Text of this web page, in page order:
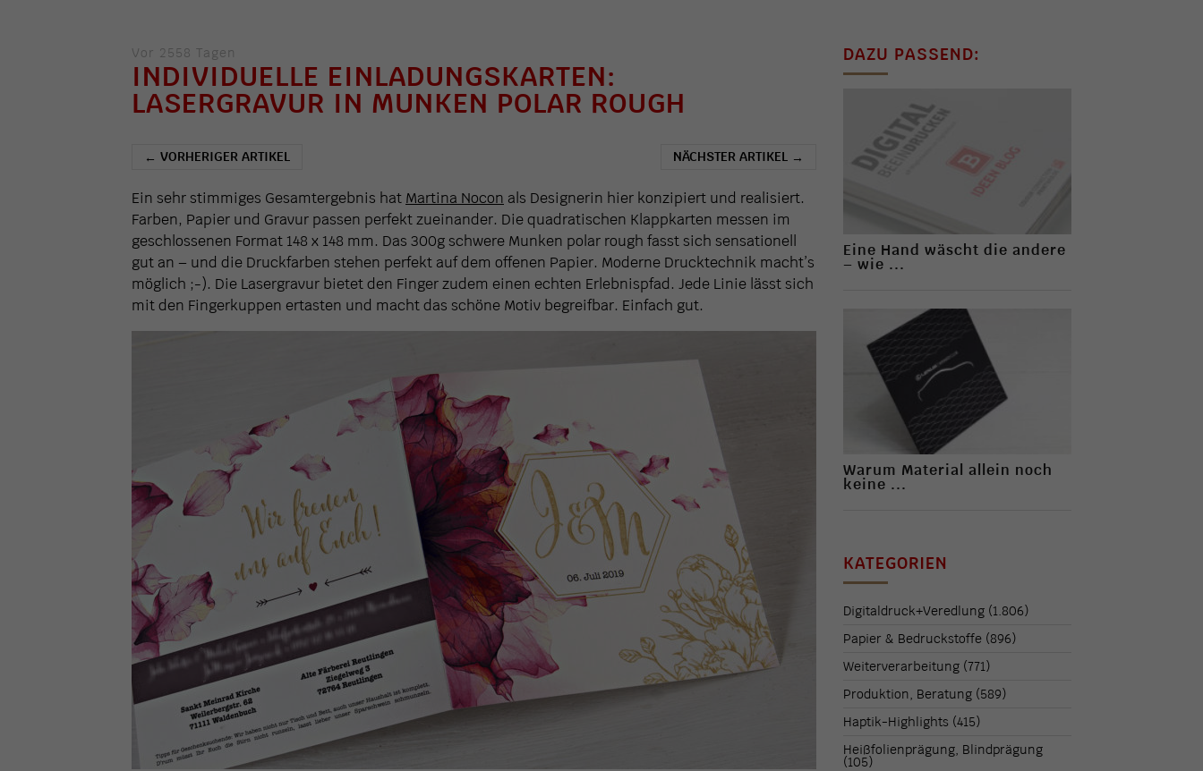
Vor 2558 Tagen
INDIVIDUELLE EINLADUNGSKARTEN:
LASERGRAVUR IN MUNKEN POLAR ROUGH
← VORHERIGER ARTIKEL NÄCHSTER ARTIKEL →
Ein sehr stimmiges Gesamtergebnis hat Martina Nocon als Designerin hier konzipiert und realisiert.
Farben, Papier und Gravur passen perfekt zueinander. Die quadratischen Klappkarten messen im
geschlossenen Format 148 x 148 mm. Das 300g schwere Munken polar rough fasst sich sensationell
gut an – und die Druckfarben stehen perfekt auf dem offenen Papier. Moderne Drucktechnik macht’s
möglich ;-). Die Lasergravur bietet den Finger zudem einen echten Erlebnispfad. Jede Linie lässt sich
mit den Fingerkuppen ertasten und macht das schöne Motiv begreifbar. Einfach gut.
DAZU PASSEND:
Eine Hand wäscht die andere
– wie ...
Warum Material allein noch
keine ...
KATEGORIEN
Digitaldruck+Veredlung (1.806)
Papier & Bedruckstoffe (896)
Weiterverarbeitung (771)
Produktion, Beratung (589)
Haptik-Highlights (415)
Heißfolienprägung, Blindprägung
(105)